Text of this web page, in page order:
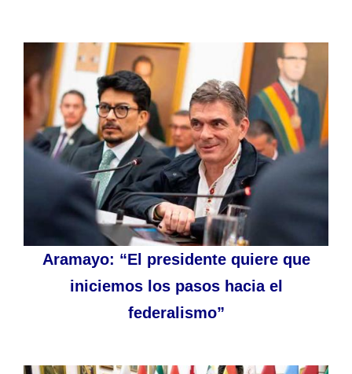
Aramayo: “El presidente quiere que
iniciemos los pasos hacia el
federalismo”